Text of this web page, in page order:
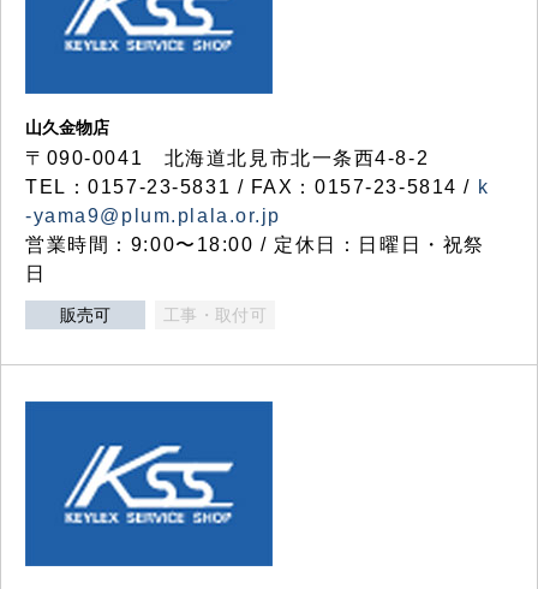
山久金物店
〒090-0041 北海道北見市北一条西4-8-2
TEL：0157-23-5831 / FAX：0157-23-5814 / k
-yama9@plum.plala.or.jp
営業時間：9:00〜18:00 / 定休日：日曜日・祝祭
日
販売可 工事・取付可